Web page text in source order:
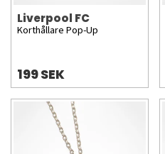
Liverpool FC
Korthållare Pop-Up
199 SEK